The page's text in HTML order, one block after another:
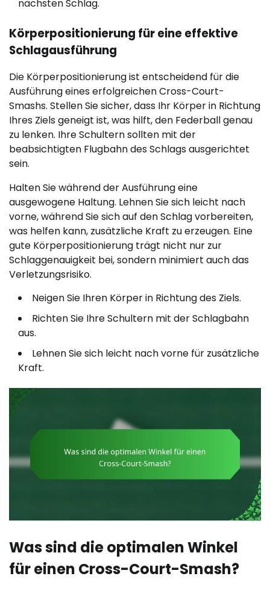
nächsten Schlag.
Körperpositionierung für eine effektive
Schlagausführung
Die Körperpositionierung ist entscheidend für die
Ausführung eines erfolgreichen Cross-Court-
Smashs. Stellen Sie sicher, dass Ihr Körper in Richtung
Ihres Ziels geneigt ist, was hilft, den Federball genau
zu lenken. Ihre Schultern sollten mit der
beabsichtigten Flugbahn des Schlags ausgerichtet
sein.
Halten Sie während der Ausführung eine
ausgewogene Haltung. Lehnen Sie sich leicht nach
vorne, während Sie sich auf den Schlag vorbereiten,
was helfen kann, zusätzliche Kraft zu erzeugen. Eine
gute Körperpositionierung trägt nicht nur zur
Schlaggenauigkeit bei, sondern minimiert auch das
Verletzungsrisiko.
Neigen Sie Ihren Körper in Richtung des Ziels.
Richten Sie Ihre Schultern mit der Schlagbahn
aus.
Lehnen Sie sich leicht nach vorne für zusätzliche
Kraft.
Was sind die optimalen Winkel
für einen Cross-Court-Smash?